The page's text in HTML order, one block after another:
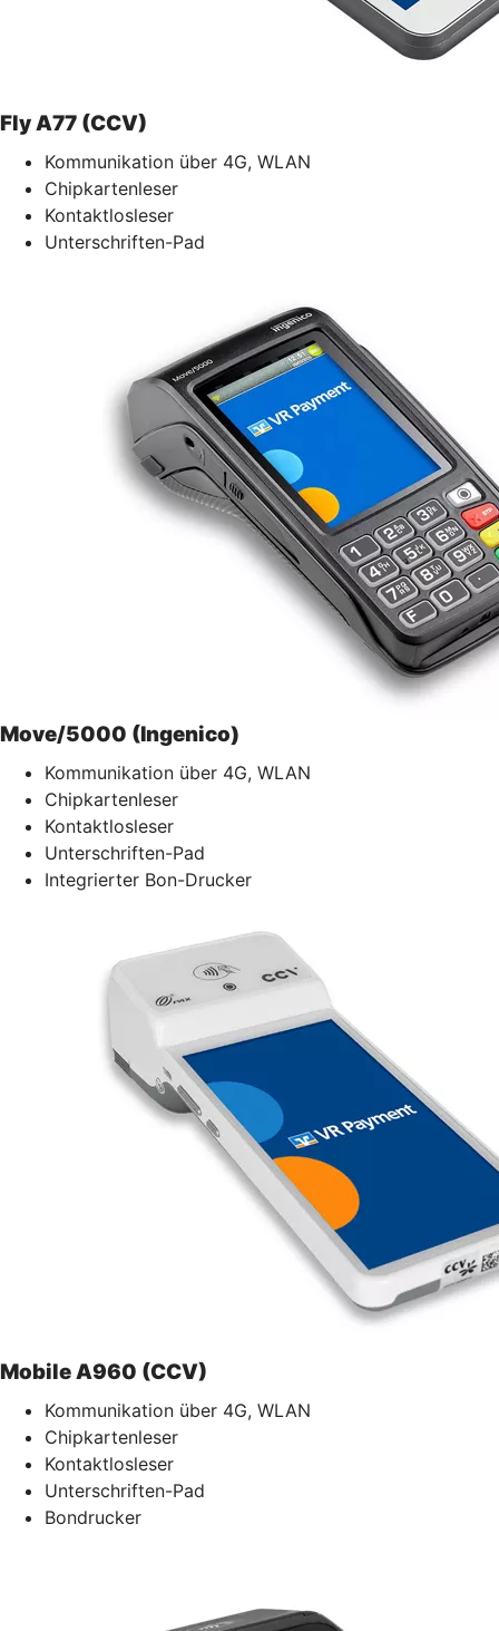
Fly A77 (CCV)
Kommunikation über 4G, WLAN
Chipkartenleser
Kontaktlosleser
Unterschriften-Pad
Move/5000 (Ingenico)
Kommunikation über 4G, WLAN
Chipkartenleser
Kontaktlosleser
Unterschriften-Pad
Integrierter Bon-Drucker
Mobile A960 (CCV)
Kommunikation über 4G, WLAN
Chipkartenleser
Kontaktlosleser
Unterschriften-Pad
Bondrucker